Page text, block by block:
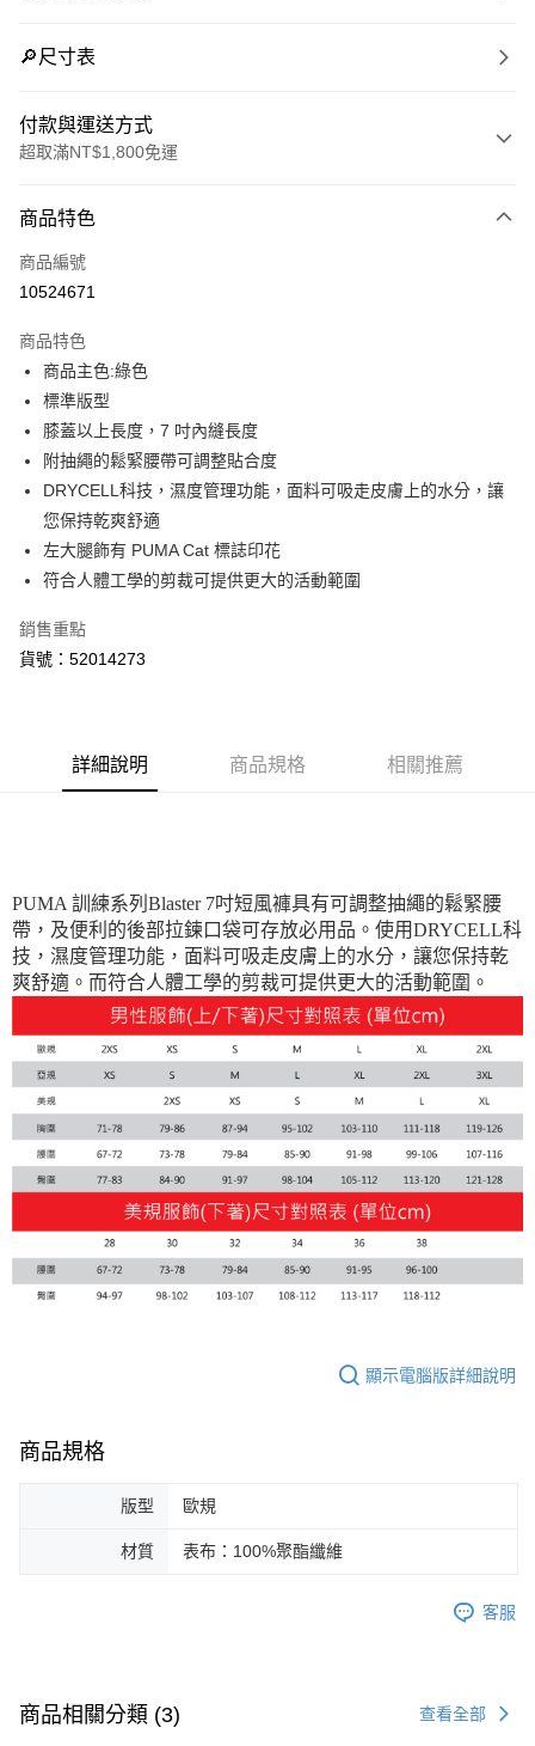
🔎尺寸表
付款與運送方式
超取滿NT$1,800免運
信用卡一次付款
LINE Pay
街口支付
悠遊付
Google Pay
貨到付款
運送方式
每筆NT$100，滿NT$1,800(含以上)免運費
付款後7-11取貨
商品特色
商品編號
10524671
商品特色
商品主色:綠色
標準版型
膝蓋以上長度，7 吋內縫長度
附抽繩的鬆緊腰帶可調整貼合度
DRYCELL科技，濕度管理功能，面料可吸走皮膚上的水分，讓
您保持乾爽舒適
左大腿飾有 PUMA Cat 標誌印花
符合人體工學的剪裁可提供更大的活動範圍
銷售重點
貨號：52014273
詳細說明 商品規格 相關推薦
PUMA 訓練系列Blaster 7吋短風褲具有可調整抽繩的鬆緊腰
帶，及便利的後部拉鍊口袋可存放必用品。使用DRYCELL科
技，濕度管理功能，面料可吸走皮膚上的水分，讓您保持乾
爽舒適。而符合人體工學的剪裁可提供更大的活動範圍。
顯示電腦版詳細說明
商品規格
版型 歐規
材質 表布：100%聚酯纖維
客服
商品相關分類 (3) 查看全部